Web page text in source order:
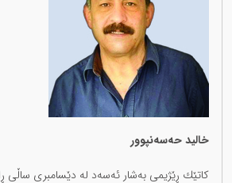
خالید حەسەنپوور
كاتێك ڕێژیمی بەشار ئەسەد لە دێسامبری ساڵی